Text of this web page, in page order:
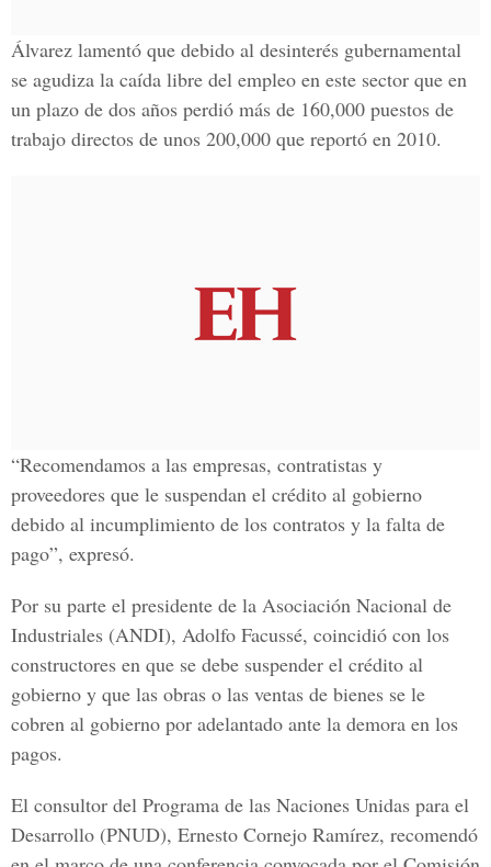
Álvarez lamentó que debido al desinterés gubernamental
se agudiza la caída libre del empleo en este sector que en
un plazo de dos años perdió más de 160,000 puestos de
trabajo directos de unos 200,000 que reportó en 2010.
“Recomendamos a las empresas, contratistas y
proveedores que le suspendan el crédito al gobierno
debido al incumplimiento de los contratos y la falta de
pago”, expresó.
Por su parte el presidente de la Asociación Nacional de
Industriales (ANDI), Adolfo Facussé, coincidió con los
constructores en que se debe suspender el crédito al
gobierno y que las obras o las ventas de bienes se le
cobren al gobierno por adelantado ante la demora en los
pagos.
El consultor del Programa de las Naciones Unidas para el
Desarrollo (PNUD), Ernesto Cornejo Ramírez, recomendó